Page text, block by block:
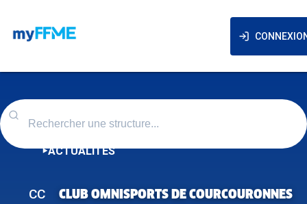
ACTUALITÉS
CC CLUB OMNISPORTS DE COURCOURONNES